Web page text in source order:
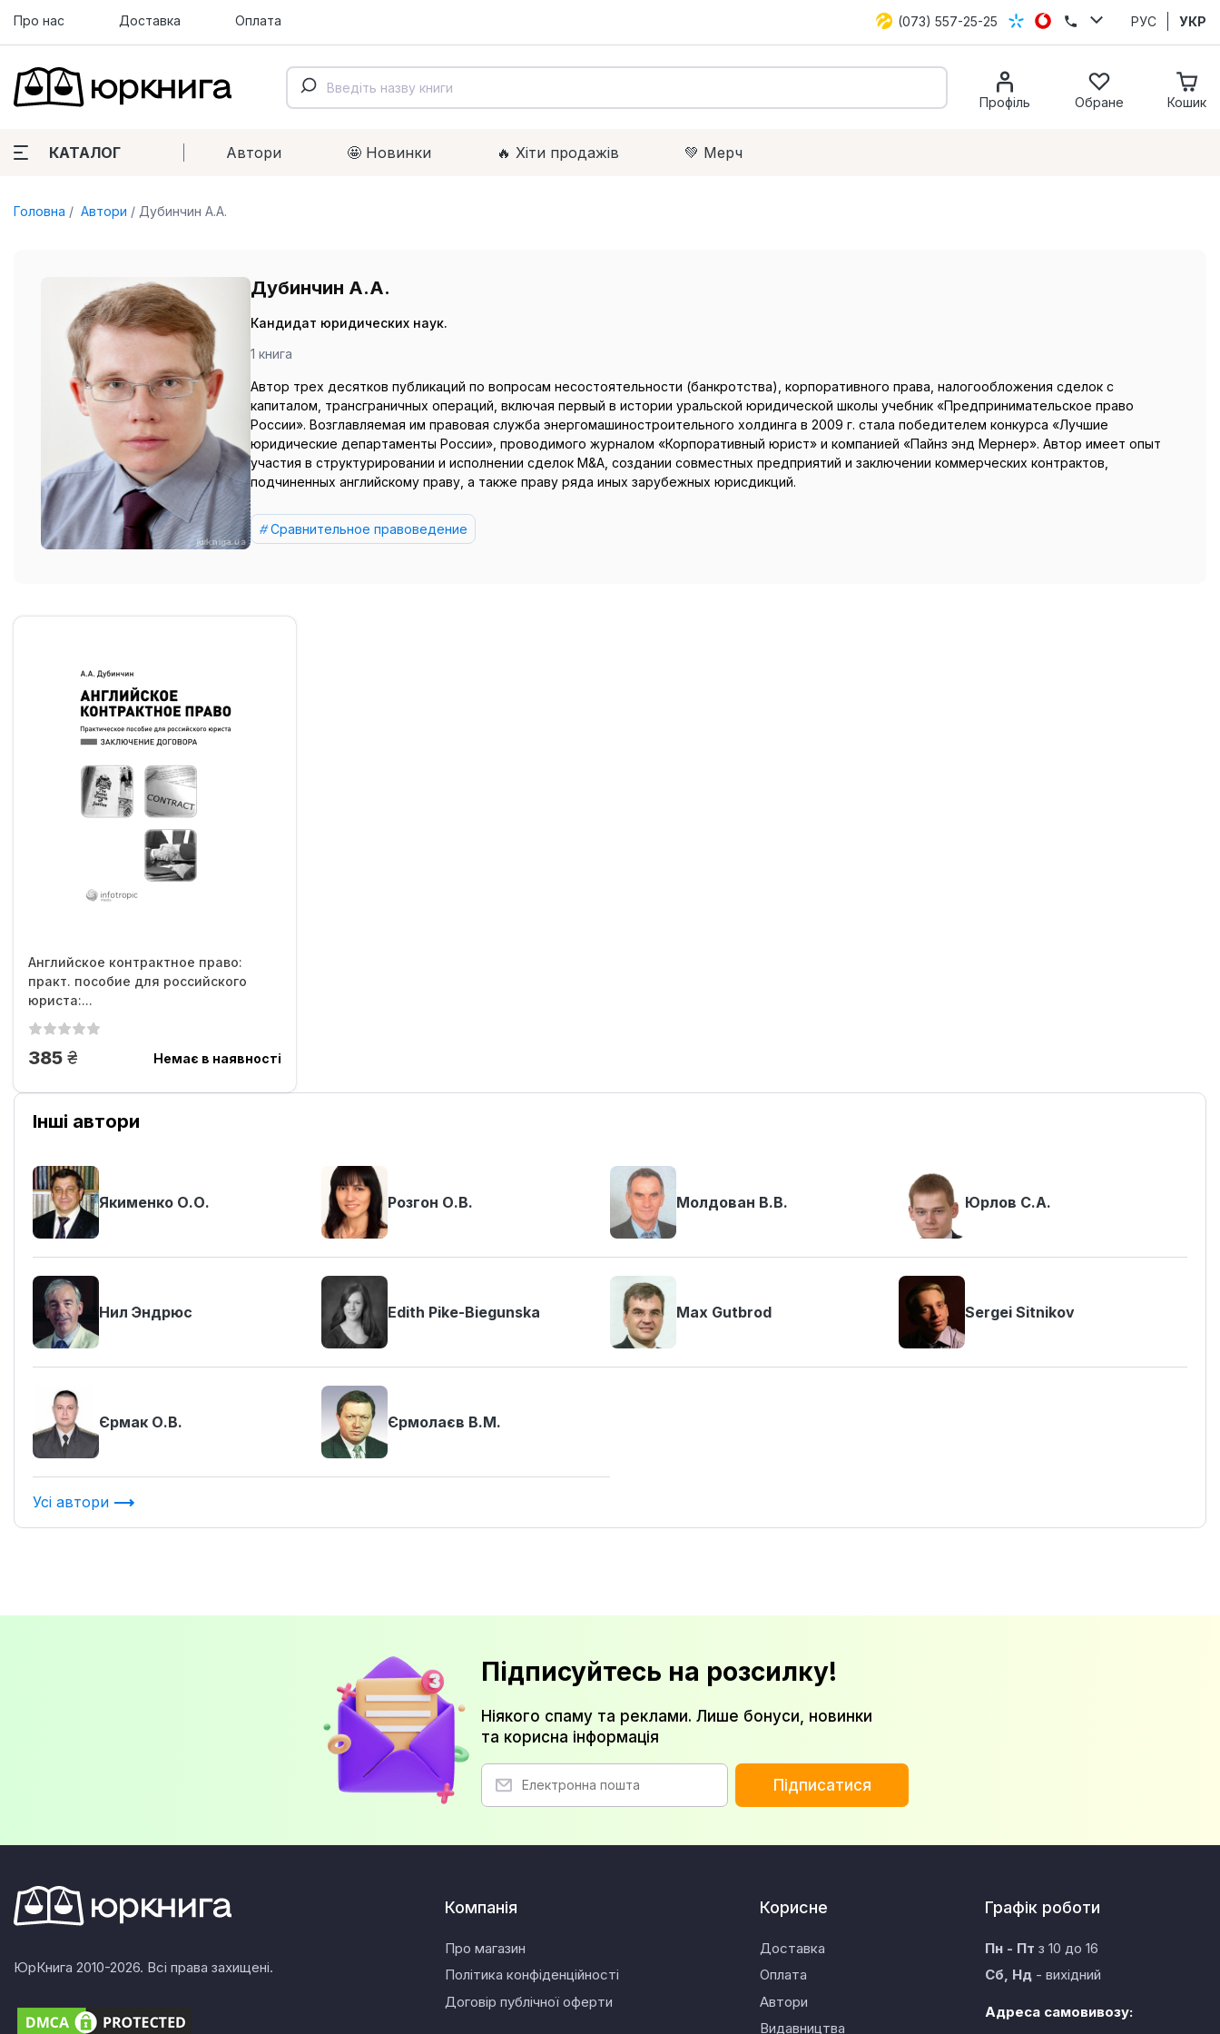
Про нас Доставка Оплата (073) 557-25-25 РУС УКР
Профіль Обране Кошик
КАТАЛОГ Автори 🤩 Новинки 🔥 Xіти продажів 💚 Мерч
Головна Автори Дубинчин А.А.
Дубинчин А.А.
Кандидат юридических наук.
1 книга
Автор трех десятков публикаций по вопросам несостоятельности (банкротства), корпоративного права, налогообложения сделок с
капиталом, трансграничных операций, включая первый в истории уральской юридической школы учебник «Предпринимательское право
России». Возглавляемая им правовая служба энергомашиностроительного холдинга в 2009 г. стала победителем конкурса «Лучшие
юридические департаменты России», проводимого журналом «Корпоративный юрист» и компанией «Пайнз энд Мернер». Автор имеет опыт
участия в структурировании и исполнении сделок M&A, создании совместных предприятий и заключении коммерческих контрактов,
подчиненных английскому праву, а также праву ряда иных зарубежных юрисдикций.
Сравнительное правоведение
Английское контрактное право:
практ. пособие для российского
юриста:...
385 грн. Немає в наявності
Інші автори
Якименко О.О. Розгон О.В. Молдован В.В. Юрлов С.А.
Нил Эндрюс Edith Pike-Biegunska Max Gutbrod Sergei Sitnikov
Єрмак О.В. Єрмолаєв В.М.
Усі автори
Підписуйтесь на розсилку!
Ніякого спаму та реклами. Лише бонуси, новинки
та корисна інформація
Підписатися
ЮрКнига 2010-2026. Всі права захищені.
Компанія
Про магазин
Політика конфіденційності
Договір публічної оферти
Корисне
Доставка
Оплата
Автори
Видавництва
Графік роботи
Пн - Пт з 10 до 16
Сб, Нд- вихідний
Адреса самовивозу: